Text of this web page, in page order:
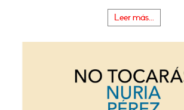
Leer más...